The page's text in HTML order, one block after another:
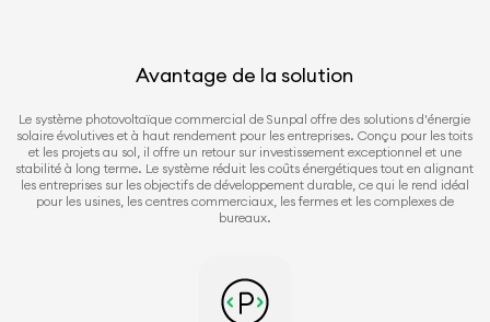
Avantage de la solution
Le système photovoltaïque commercial de Sunpal offre des solutions d'énergie
solaire évolutives et à haut rendement pour les entreprises. Conçu pour les toits
et les projets au sol, il offre un retour sur investissement exceptionnel et une
stabilité à long terme. Le système réduit les coûts énergétiques tout en alignant
les entreprises sur les objectifs de développement durable, ce qui le rend idéal
pour les usines, les centres commerciaux, les fermes et les complexes de
bureaux.